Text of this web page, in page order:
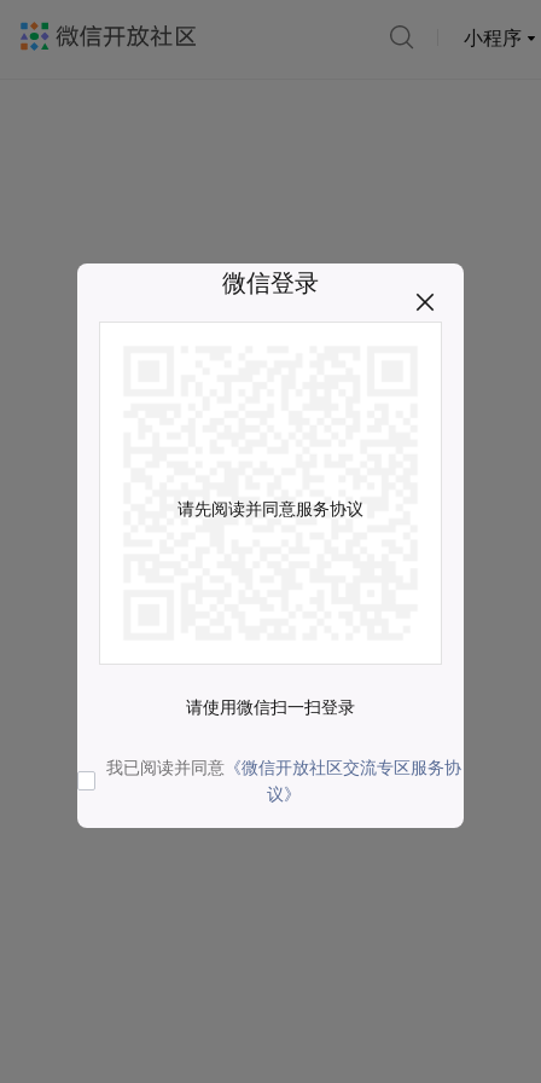
小程序
微信登录
请先阅读并同意服务协议
请使用微信扫一扫登录
我已阅读并同意 《微信开放社区交流专区服务协
议》